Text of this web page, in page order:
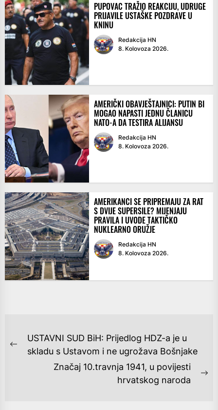
PUPOVAC TRAŽIO REAKCIJU, UDRUGE
PRIJAVILE USTAŠKE POZDRAVE U
KNINU
Redakcija HN
8. Kolovoza 2026.
AMERIČKI OBAVJEŠTAJNICI: PUTIN BI
MOGAO NAPASTI JEDNU ČLANICU
NATO-A DA TESTIRA ALIJANSU
Redakcija HN
8. Kolovoza 2026.
AMERIKANCI SE PRIPREMAJU ZA RAT
S DVIJE SUPERSILE? MIJENJAJU
PRAVILA I UVODE TAKTIČKO
NUKLEARNO ORUŽJE
Redakcija HN
8. Kolovoza 2026.
NAVIGACIJA
OBJAVA
Previous
USTAVNI SUD BiH: Prijedlog HDZ-a je u
skladu s Ustavom i ne ugrožava Bošnjake
Značaj 10.travnja 1941, u povijesti
hrvatskog naroda